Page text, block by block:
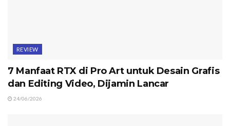
REVIEW
7 Manfaat RTX di Pro Art untuk Desain Grafis
dan Editing Video, Dijamin Lancar
24/06/2026